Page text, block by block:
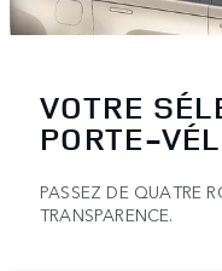
VOTRE
PORTE-
PASSEZ DE QUATRE
TRANSPARENCE.